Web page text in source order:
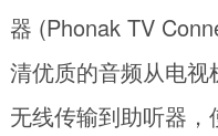
器 (Phonak TV
清优质的音频从电
无线传输到助听器